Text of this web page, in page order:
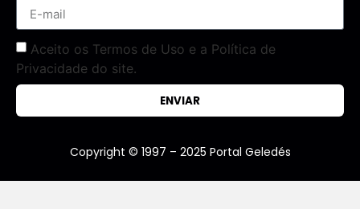
Aceito os Termos de Uso e a Política de
Privacidade do site.
ENVIAR
Copyright © 1997 – 2025 Portal Geledés